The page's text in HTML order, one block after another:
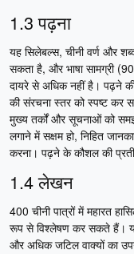
1.3 पढ़ना
यह सिलेबल्स, चीनी वर्ण और
सकता है, और भाषा सामग्री
दायरे से अधिक नहीं है। पढ़ने
की संरचना स्तर को स्पष्ट
मुख्य तर्कों और सूचनाओं को
लगाने में सक्षम हो, निहित
करना। पढ़ने के कौशल की
1.4 लेखन
400 चीनी पात्रों में महारत
रूप से विश्लेषण कर सकते हैं।
और अधिक जटिल वाक्यों का